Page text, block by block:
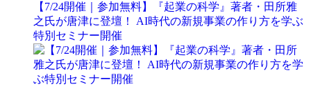
【7/24開催｜参加無料】『起業の科学』著者・田所雅
之氏が唐津に登壇！ AI時代の新規事業の作り方を学ぶ
特別セミナー開催